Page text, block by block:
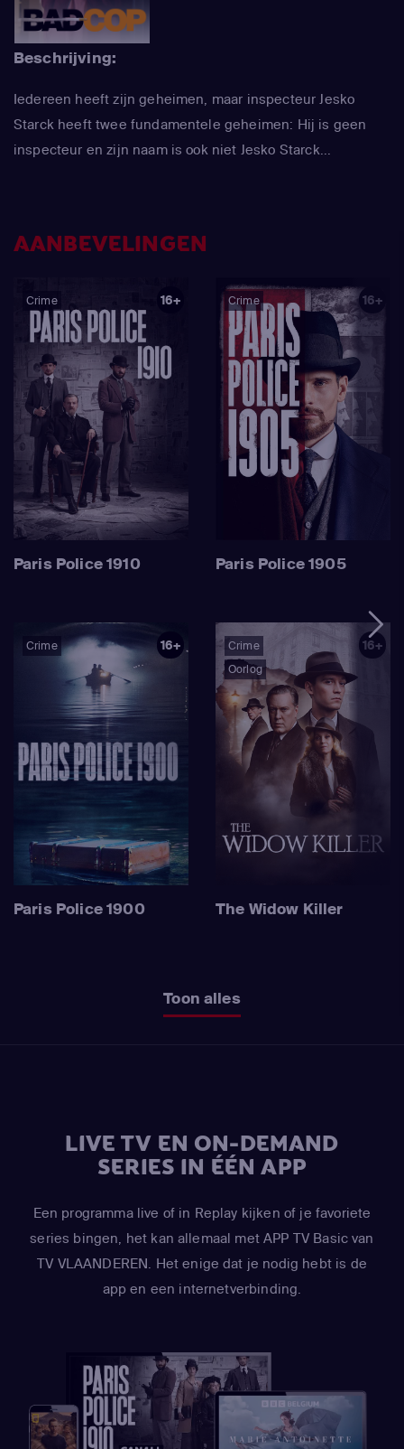
Beschrijving:
Iedereen heeft zijn geheimen, maar inspecteur Jesko
Starck heeft twee fundamentele geheimen: Hij is geen
inspecteur en zijn naam is ook niet Jesko Starck...
AANBEVELINGEN
Crime 16+
Paris Police 1910
Crime 16+
Paris Police 1905
Crime 16+
Paris Police 1900
Crime
Oorlog
16+
The Widow Killer
Toon alles
LIVE TV EN ON-DEMAND
SERIES IN ÉÉN APP
Een programma live of in Replay kijken of je favoriete
series bingen, het kan allemaal met APP TV Basic van
TV VLAANDEREN. Het enige dat je nodig hebt is de
app en een internetverbinding.